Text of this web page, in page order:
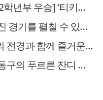
[제14회 동구풋살 초등1~2학년부 우승] '티키타카'
[제14회 동구풋살] "더 멋진 경기를 펼칠 수 있도록 총력"
[제14회 동구풋살] "대전의 전경과 함께 즐거운 추억 계기가 되길"
[제14회 동구풋살] "대전 동구의 푸르른 잔디 구장에서 꿈과 희망을 펼치시길"